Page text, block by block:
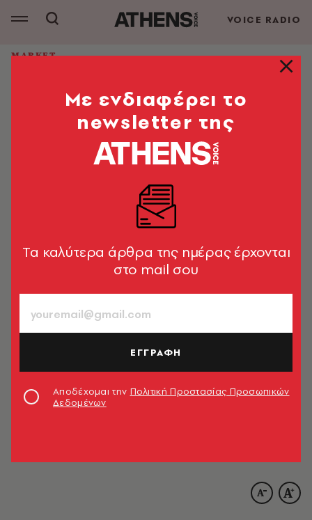
VOICE RADIO
MARKET
Φυσικό Μεταλλικό Νερό ΑρρένΑ:
Μια σπουδαία συνεργασία
γεννημένη στο νερό!
Στηρίζει την αθλήτρια Ευαγγελία Αναστασιάδου,
Παγκόσμια Πρωταθλήτρια Κωπηλασίας
1’ ΔΙΑΒΑΣΜΑ
Mε ενδιαφέρει το
newsletter της
Tα καλύτερα άρθρα της ημέρας έρχονται
στο mail σου
ΕΓΓΡΑΦΗ
Αποδέχομαι την Πολιτική Προστασίας Προσωπικών
Δεδομένων